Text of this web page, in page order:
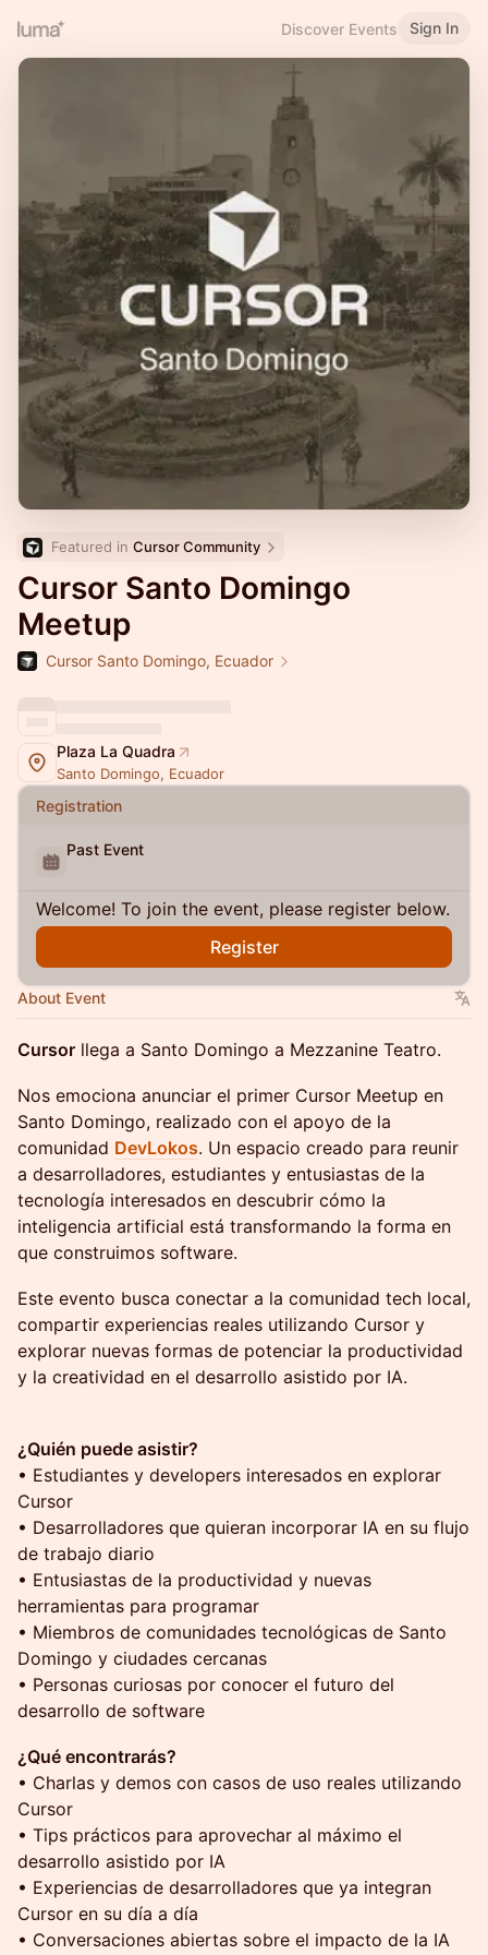
Discover Events Sign In
Featured in Cursor Community
Cursor Santo Domingo
Meetup
Cursor Santo Domingo, Ecuador
Plaza La Quadra
Santo Domingo, Ecuador
Registration
Past Event
Welcome! To join the event, please register below.
Register
About Event
Cursor llega a Santo Domingo a Mezzanine Teatro.
Nos emociona anunciar el primer Cursor Meetup en
Santo Domingo, realizado con el apoyo de la
comunidad DevLokos. Un espacio creado para reunir
a desarrolladores, estudiantes y entusiastas de la
tecnología interesados en descubrir cómo la
inteligencia artificial está transformando la forma en
que construimos software.
Este evento busca conectar a la comunidad tech local,
compartir experiencias reales utilizando Cursor y
explorar nuevas formas de potenciar la productividad
y la creatividad en el desarrollo asistido por IA.
¿Quién puede asistir?
• Estudiantes y developers interesados en explorar
Cursor
• Desarrolladores que quieran incorporar IA en su flujo
de trabajo diario
• Entusiastas de la productividad y nuevas
herramientas para programar
• Miembros de comunidades tecnológicas de Santo
Domingo y ciudades cercanas
• Personas curiosas por conocer el futuro del
desarrollo de software
¿Qué encontrarás?
• Charlas y demos con casos de uso reales utilizando
Cursor
• Tips prácticos para aprovechar al máximo el
desarrollo asistido por IA
• Experiencias de desarrolladores que ya integran
Cursor en su día a día
• Conversaciones abiertas sobre el impacto de la IA